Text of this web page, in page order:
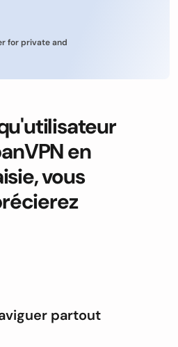
for private and
en
vous
partout